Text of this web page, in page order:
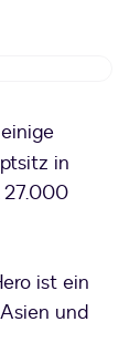
in
27.000
ist ein
und